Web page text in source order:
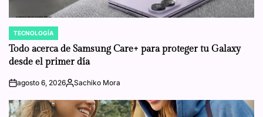
POSTED
IN
TECNOLOGÍA
Todo acerca de Samsung Care+ para proteger tu Galaxy
desde el primer día
onagosto 6, 2026Posted
Sachiko Mora